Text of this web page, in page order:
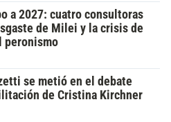
a 2027: cuatro consultoras
de Milei y la crisis de
peronismo
se metió en el debate
de Cristina Kirchner